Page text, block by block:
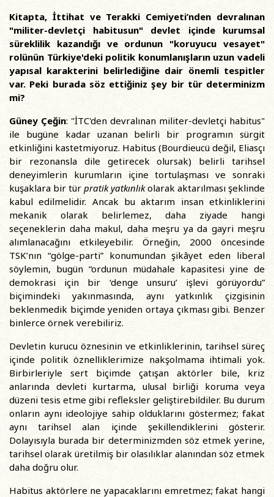
Kitapta, İttihat ve Terakki Cemiyeti’nden devralınan
"militer-devletçi habitusun" devlet içinde kurumsal
süreklilik kazandığı ve ordunun "koruyucu vesayet"
rolünün Türkiye'deki politik konumlanışların uzun vadeli
yapısal karakterini belirlediğine dair önemli tespitler
var. Peki burada söz ettiğiniz şey bir tür determinizm
mi?
Güney Çeğin: "İTC'den devralınan militer-devletçi habitus"
ile bugüne kadar uzanan belirli bir programın sürgit
etkinliğini kastetmiyoruz. Habitus (Bourdieucü değil, Eliasçı
bir rezonansla dile getirecek olursak) belirli tarihsel
deneyimlerin kurumların içine tortulaşması ve sonraki
kuşaklara bir tür pratik yatkınlıkolarak aktarılması şeklinde
kabul edilmelidir. Ancak bu aktarım insan etkinliklerini
mekanik olarak belirlemez, daha ziyade hangi
seçeneklerin daha makul, daha meşru ya da gayri meşru
alımlanacağını etkileyebilir. Örneğin, 2000 öncesinde
TSK’nın “gölge-parti” konumundan şikâyet eden liberal
söylemin, bugün “ordunun müdahale kapasitesi yine de
demokrasi için bir ‘denge unsuru’ işlevi görüyordu”
biçimindeki yakınmasında, aynı yatkınlık çizgisinin
beklenmedik biçimde yeniden ortaya çıkması gibi. Benzer
binlerce örnek verebiliriz.
Devletin kurucu öznesinin ve etkinliklerinin, tarihsel süreç
içinde politik öznelliklerimize nakşolmama ihtimali yok.
Birbirleriyle sert biçimde çatışan aktörler bile, kriz
anlarında devleti kurtarma, ulusal birliği koruma veya
düzeni tesis etme gibi refleksler geliştirebildiler. Bu durum
onların aynı ideolojiye sahip olduklarını göstermez; fakat
aynı tarihsel alan içinde şekillendiklerini gösterir.
Dolayısıyla burada bir determinizmden söz etmek yerine,
tarihsel olarak üretilmiş bir olasılıklar alanından söz etmek
daha doğru olur.
Habitus aktörlere ne yapacaklarını emretmez; fakat hangi